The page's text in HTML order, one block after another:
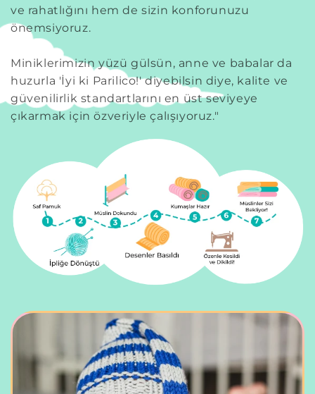
ve rahatlığını hem de sizin konforunuzu
önemsiyoruz.
Miniklerimizin yüzü gülsün, anne ve babalar da
huzurla 'İyi ki Parilico!' diyebilsin diye, kalite ve
güvenilirlik standartlarını en üst seviyeye
çıkarmak için özveriyle çalışıyoruz."